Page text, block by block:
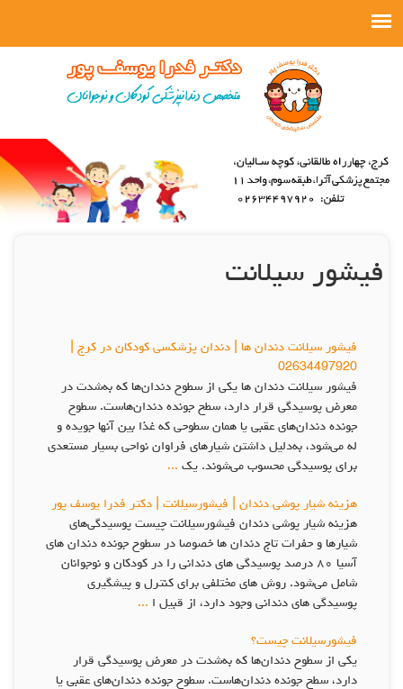
فيشور سيلانت
فيشور سيلانت دندان‌ ها | دندان پزشکسی کودکان در کرج |
02634497920
فيشور سيلانت دندان‌ ها يكى از سطوح دندان‌ها كه به‌شدت در
معرض پوسيدگي قرار دارد، سطح جونده دندان‌هاست. سطوح
جونده دندان‌هاي عقبي يا همان سطوحي كه غذا بين آنها جويده و
له مي‌شود، به‌دليل داشتن شيارهاي فراوان نواحي بسيار مستعدي
براي پوسيدگي محسوب مي‌شوند. يك ...
هزینه شیار پوشی دندان | فیشورسیلانت | دکتر فدرا یوسف پور
هزینه شیار پوشی دندان فیشورسیلانت چیست پوسیدگی‌های
شیارها و حفرات تاج دندان ‌ها خصوصا در سطوح جونده دندان‌ های
آسیا ۸۰ درصد پوسیدگی ‌های دندانی را در کودکان و نوجوانان
شامل می‌شود. روش‌ های مختلفی برای کنترل و پیشگیری
پوسیدگی ‌های دندانی وجود دارد، از قبیل ا ...
فیشورسیلانت چیست؟
يكي از سطوح دندان‌ها كه به‌شدت در معرض پوسيدگي قرار
دارد، سطح جونده دندان‌هاست. سطوح جونده دندان‌هاي عقبي يا